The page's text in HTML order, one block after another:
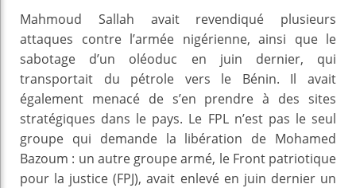
Mahmoud Sallah avait revendiqué plusieurs
attaques contre l’armée nigérienne, ainsi que le
sabotage d’un oléoduc en juin dernier, qui
transportait du pétrole vers le Bénin. Il avait
également menacé de s’en prendre à des sites
stratégiques dans le pays. Le FPL n’est pas le seul
groupe qui demande la libération de Mohamed
Bazoum : un autre groupe armé, le Front patriotique
pour la justice (FPJ), avait enlevé en juin dernier un